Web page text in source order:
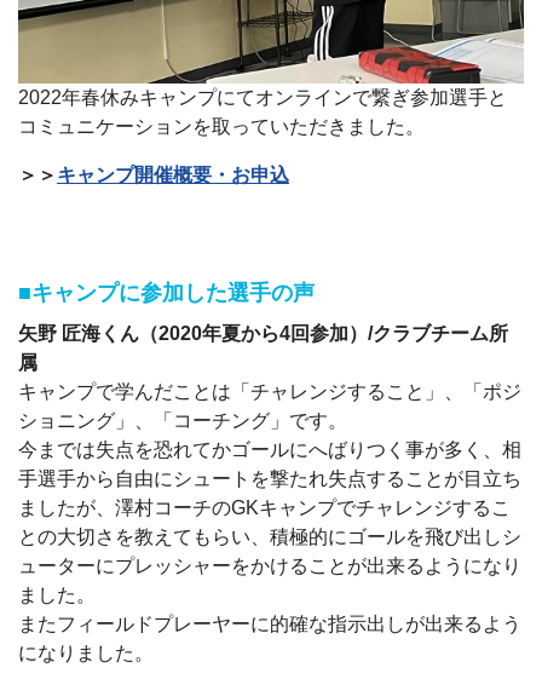
2022年春休みキャンプにてオンラインで繋ぎ参加選手と
コミュニケーションを取っていただきました。
＞＞ キャンプ開催概要・お申込
■キャンプに参加した選手の声
矢野 匠海くん（2020年夏から4回参加）/クラブチーム所
属
キャンプで学んだことは「チャレンジすること」、「ポジ
ショニング」、「コーチング」です。
今までは失点を恐れてかゴールにへばりつく事が多く、相
手選手から自由にシュートを撃たれ失点することが目立ち
ましたが、澤村コーチのGKキャンプでチャレンジするこ
との大切さを教えてもらい、積極的にゴールを飛び出しシ
ューターにプレッシャーをかけることが出来るようになり
ました。
またフィールドプレーヤーに的確な指示出しが出来るよう
になりました。